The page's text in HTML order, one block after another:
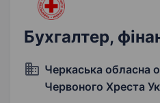
Бухгалтер,
Черкаська обласна
Червоного Хреста